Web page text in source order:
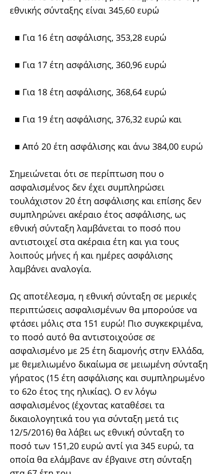
εθνικής σύνταξης είναι 345,60 ευρώ
■ Για 16 έτη ασφάλισης, 353,28 ευρώ
■ Για 17 έτη ασφάλισης, 360,96 ευρώ
■ Για 18 έτη ασφάλισης, 368,64 ευρώ
■ Για 19 έτη ασφάλισης, 376,32 ευρώ και
■ Από 20 έτη ασφάλισης και άνω 384,00 ευρώ
Σημειώνεται ότι σε περίπτωση που ο
ασφαλισμένος δεν έχει συμπληρώσει
τουλάχιστον 20 έτη ασφάλισης και επίσης δεν
συμπληρώνει ακέραιο έτος ασφάλισης, ως
εθνική σύνταξη λαμβάνεται το ποσό που
αντιστοιχεί στα ακέραια έτη και για τους
λοιπούς μήνες ή και ημέρες ασφάλισης
λαμβάνει αναλογία.
Ως αποτέλεσμα, η εθνική σύνταξη σε μερικές
περιπτώσεις ασφαλισμένων θα μπορούσε να
φτάσει μόλις στα 151 ευρώ! Πιο συγκεκριμένα,
το ποσό αυτό θα αντιστοιχούσε σε
ασφαλισμένο με 25 έτη διαμονής στην Ελλάδα,
με θεμελιωμένο δικαίωμα σε μειωμένη σύνταξη
γήρατος (15 έτη ασφάλισης και συμπληρωμένο
το 62ο έτος της ηλικίας). Ο εν λόγω
ασφαλισμένος (έχοντας καταθέσει τα
δικαιολογητικά του για σύνταξη μετά τις
12/5/2016) θα λάβει ως εθνική σύνταξη το
ποσό των 151,20 ευρώ αντί για 345 ευρώ, τα
οποία θα ελάμβανε αν έβγαινε στη σύνταξη